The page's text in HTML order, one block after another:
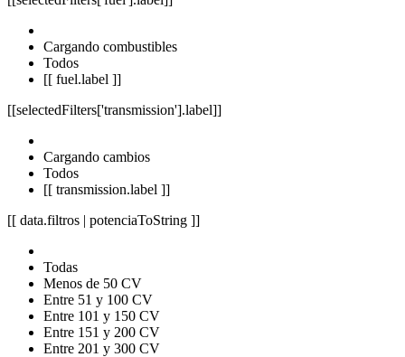
Cargando combustibles
Todos
[[ fuel.label ]]
[[selectedFilters['transmission'].label]]
Cargando cambios
Todos
[[ transmission.label ]]
[[ data.filtros | potenciaToString ]]
Todas
Menos de 50 CV
Entre 51 y 100 CV
Entre 101 y 150 CV
Entre 151 y 200 CV
Entre 201 y 300 CV